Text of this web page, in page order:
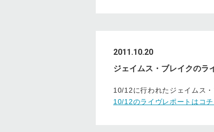
2011.10.20
ジェイムス・ブレイクのラ
10/12に行われたジェイムス
10/12のライヴレポートはコ